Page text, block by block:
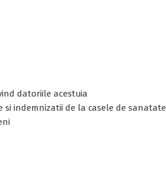
datoriile acestuia
indemnizatii de la casele de sanatate